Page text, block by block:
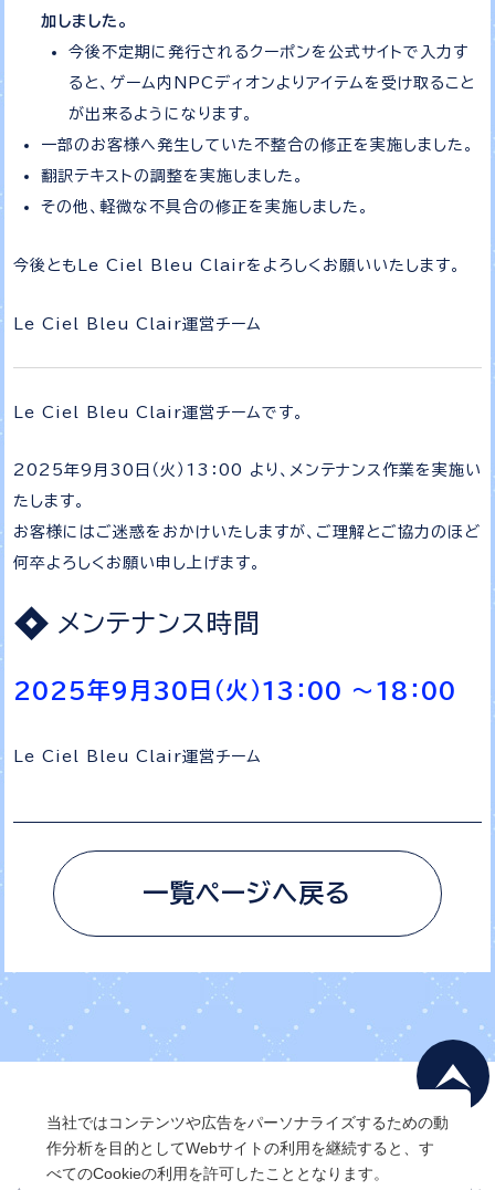
当社ではコンテンツや広告をパーソナライズするための動
作分析を目的としてWebサイトの利用を継続すると、す
べてのCookieの利用を許可したこととなります。
加しました。
今後不定期に発行されるクーポンを公式サイトで入力す
ると、ゲーム内NPCディオンよりアイテムを受け取ること
が出来るようになります。
一部のお客様へ発生していた不整合の修正を実施しました。
翻訳テキストの調整を実施しました。
その他、軽微な不具合の修正を実施しました。
今後ともLe Ciel Bleu Clairをよろしくお願いいたします。
Le Ciel Bleu Clair運営チーム
Le Ciel Bleu Clair運営チームです。
2025年9月30日（火）13：00 より、メンテナンス作業を実施い
たします。
お客様にはご迷惑をおかけいたしますが、ご理解とご協力のほど
何卒よろしくお願い申し上げます。
メンテナンス時間
2025年9月30日（火）13：00 ～18：00
Le Ciel Bleu Clair運営チーム
一覧ページへ戻る